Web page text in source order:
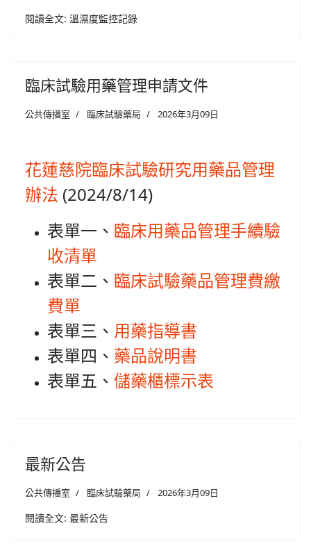
閱讀全文: 溫濕度監控記錄
臨床試驗用藥管理申請文件
公共傳播室 臨床試驗藥局 2026年3月09日
花蓮慈院臨床試驗研究用藥品管理
辦法 (2024/8/14)
表單一、 臨床用藥品管理手續驗
收清單
表單二、 臨床試驗藥品管理費繳
費單
表單三、 用藥指導書
表單四、 藥品說明書
表單五、 儲藥櫃標示表
最新公告
公共傳播室 臨床試驗藥局 2026年3月09日
閱讀全文: 最新公告